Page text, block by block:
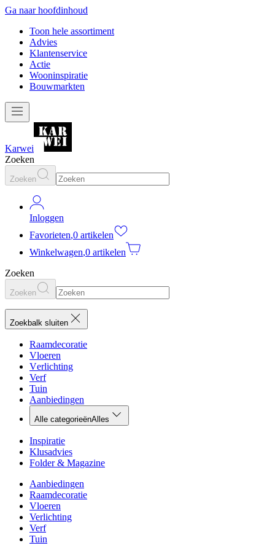
Ga naar hoofdinhoud
Toon hele assortiment
Advies
Klantenservice
Actie
Wooninspiratie
Bouwmarkten
Karwei
Zoeken
Zoeken
Inloggen
Favorieten,0 artikelen
Winkelwagen,0 artikelen
Zoeken
Zoeken
Zoekbalk sluiten
Raamdecoratie
Vloeren
Verlichting
Verf
Tuin
Aanbiedingen
Alle categorieënAlles
Inspiratie
Klusadvies
Folder & Magazine
Aanbiedingen
Raamdecoratie
Vloeren
Verlichting
Verf
Tuin